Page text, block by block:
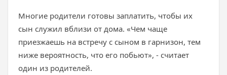
Многие родители готовы заплатить, чтобы их
сын служил вблизи от дома. «Чем чаще
приезжаешь на встречу с сыном в гарнизон, тем
ниже вероятность, что его побьют», - считает
один из родителей.